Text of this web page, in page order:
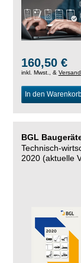
160,50 €
inkl. Mwst., &
In den
BGL
Technisch-
2020 (aktuelle